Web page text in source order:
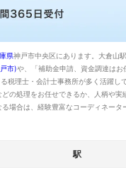
県神戸市中央区にあります。大倉山
市)や、「補助金申請、資金調達はお
税理士・会計士事務所が多く活躍
の処理をお任せできるか、人柄や
場合は、経験豊富なコーディネー
駅